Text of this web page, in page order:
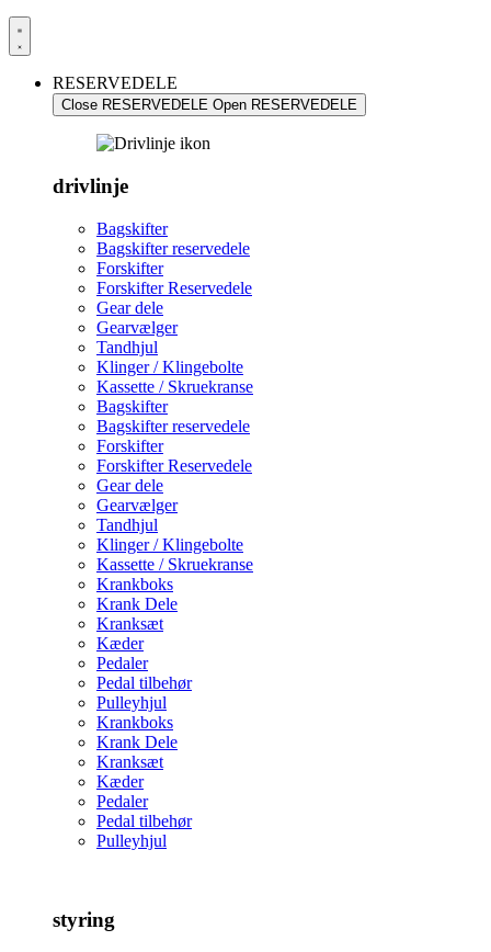
RESERVEDELE
Close RESERVEDELE Open RESERVEDELE
drivlinje
Bagskifter
Bagskifter reservedele
Forskifter
Forskifter Reservedele
Gear dele
Gearvælger
Tandhjul
Klinger / Klingebolte
Kassette / Skruekranse
Bagskifter
Bagskifter reservedele
Forskifter
Forskifter Reservedele
Gear dele
Gearvælger
Tandhjul
Klinger / Klingebolte
Kassette / Skruekranse
Krankboks
Krank Dele
Kranksæt
Kæder
Pedaler
Pedal tilbehør
Pulleyhjul
Krankboks
Krank Dele
Kranksæt
Kæder
Pedaler
Pedal tilbehør
Pulleyhjul
styring